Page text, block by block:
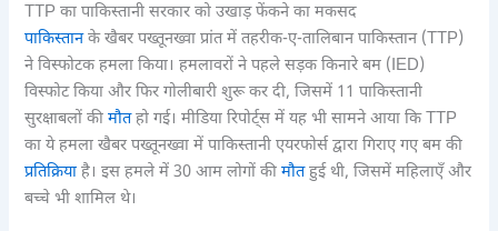
TTP का पाकिस्तानी सरकार को उखाड़ फेंकने का मकसद
पाकिस्तानके खैबर पख्तूनख्वा प्रांत में तहरीक-ए-तालिबान पाकिस्तान (TTP)
ने विस्फोटक हमला किया। हमलावरों ने पहले सड़क किनारे बम (IED)
विस्फोट किया और फिर गोलीबारी शुरू कर दी, जिसमें 11 पाकिस्तानी
सुरक्षाबलों कीमौतहो गई। मीडिया रिपोर्ट्स में यह भी सामने आया कि TTP
का ये हमला खैबर पख्तूनख्वा में पाकिस्तानी एयरफोर्स द्वारा गिराए गए बम की
प्रतिक्रियाहै। इस हमले में 30 आम लोगों कीमौतहुई थी, जिसमें महिलाएँ और
बच्चे भी शामिल थे।